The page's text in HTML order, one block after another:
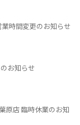
時間変更のお知らせ
お知らせ
原店 臨時休業のお知